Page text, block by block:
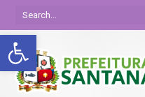
Abrir a barra de ferramentas